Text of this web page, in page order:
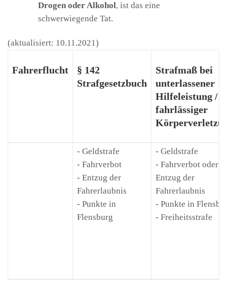
Drogen oder Alkohol, ist das eine
schwerwiegende Tat.
(aktualisiert: 10.11.2021)
Fahrerflucht
§ 142
Strafgesetzbuch
Strafmaß bei
unterlassener
Hilfeleistung /
fahrlässiger
- Geldstrafe
- Fahrverbot
- Entzug der
Fahrerlaubnis
- Punkte in
Flensburg
- Geldstrafe
- Fahrverbot oder
Entzug der
Fahrerlaubnis
- Punkte in
- Freiheitsstrafe